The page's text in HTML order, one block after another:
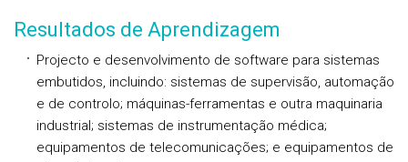
Resultados de Aprendizagem
Projecto e desenvolvimento de software para sistemas
embutidos, incluindo: sistemas de supervisão, automação
e de controlo; máquinas-ferramentas e outra maquinaria
industrial; sistemas de instrumentação médica;
equipamentos de telecomunicações; e equipamentos de